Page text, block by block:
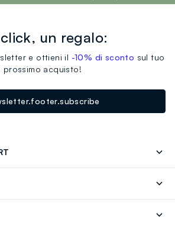
un regalo:
e ottieni il -10% di sconto sul tuo
prossimo acquisto!